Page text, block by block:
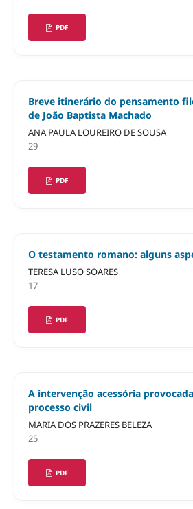
PDF
Breve itinerário do pensamento
de João Baptista Machado
ANA PAULA LOUREIRO DE SOUSA
29
PDF
O testamento romano: alguns
TERESA LUSO SOARES
17
PDF
A intervenção acessória
processo civil
MARIA DOS PRAZERES BELEZA
25
PDF